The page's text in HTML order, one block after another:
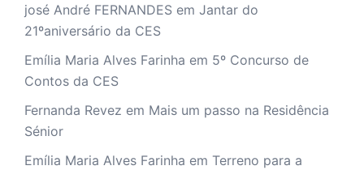
josé André FERNANDES em Jantar do
21ºaniversário da CES
Emília Maria Alves Farinha em 5º Concurso de
Contos da CES
Fernanda Revez em Mais um passo na Residência
Sénior
Emília Maria Alves Farinha em Terreno para a